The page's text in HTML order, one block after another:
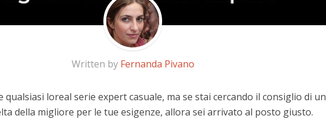
Written by Fernanda Pivano
loreal serie expert casuale, ma se stai cercando il consiglio di un
della migliore per le tue esigenze, allora sei arrivato al posto giusto.